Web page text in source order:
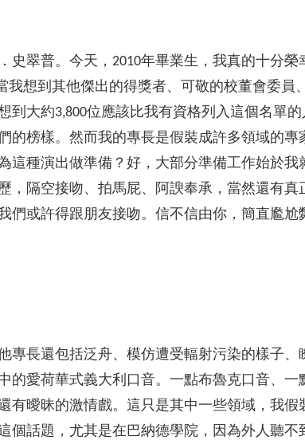
史翠普。今天，2010年畢業生，我真的十分
我想到其他傑出的得獎者、可敬的校董會委
到大約3,800位應該比我有資格列入這個名單
的榜樣。然而我的專長是假裝成許多領域的
這種演出做準備？好，大部分準備工作始於
，隔空接吻、拍馬屁、阿諛奉承，當然還有
們或許得跟朋友接吻。信不信由你，簡直尷尬
專長還包括泛舟、模仿遭受輻射污染的樣子
的愛荷華式義大利口音。一點布魯克口音、
有曖昧的激情戲。這只是其中一些領域，我
個話題，尤其是在巴納德學院，因為外人聽不